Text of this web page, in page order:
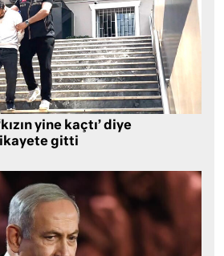
yine kaçtı’ diye
gitti